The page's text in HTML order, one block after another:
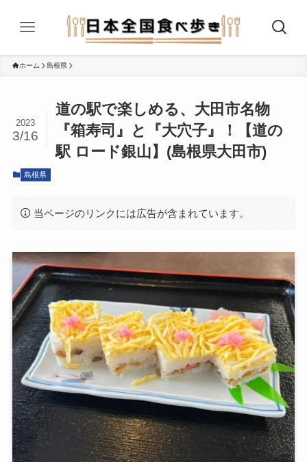
ホーム 島根県
道の駅で楽しめる、大田市名物
『箱寿司』と『大穴子』！【道の
駅 ロード銀山】(島根県大田市)
2023
3/16
島根県
当ページのリンクには広告が含まれています。